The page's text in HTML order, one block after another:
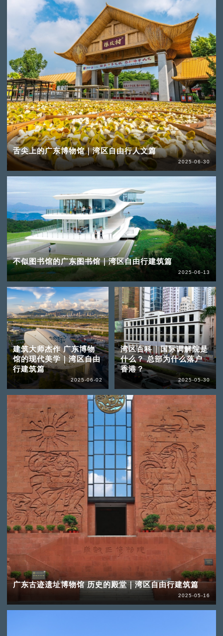
舌尖上的广东博物馆｜湾区自由行人文篇
2025-06-30
不似图书馆的广东图书馆｜湾区自由行建筑篇
2025-06-13
建筑大师杰作 广东博物
馆的现代美学｜湾区自由
行建筑篇
2025-06-02
湾区百科｜国际调解院是
什么？ 总部为什么落户
香港？
2025-05-30
广东古迹遗址博物馆 历史的殿堂｜湾区自由行建筑篇
2025-05-16